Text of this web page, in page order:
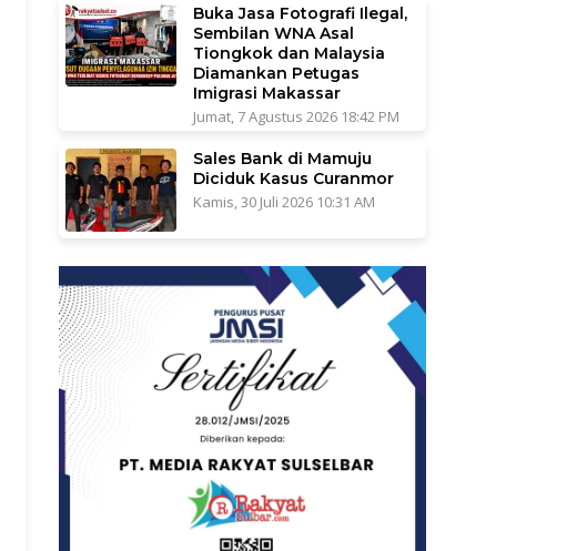
Buka Jasa Fotografi Ilegal,
Sembilan WNA Asal
Tiongkok dan Malaysia
Diamankan Petugas
Imigrasi Makassar
Jumat, 7 Agustus 2026 18:42 PM
Sales Bank di Mamuju
Diciduk Kasus Curanmor
Kamis, 30 Juli 2026 10:31 AM